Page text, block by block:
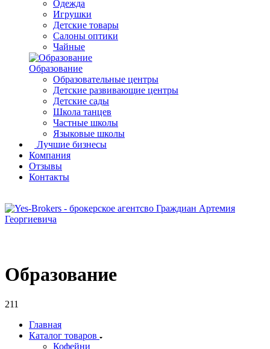
Одежда
Игрушки
Детские товары
Салоны оптики
Чайные
Образование
Образовательные центры
Детские развивающие центры
Детские сады
Школа танцев
Частные школы
Языковые школы
Лучшие бизнесы
Компания
Отзывы
Контакты
Образование
211
Главная
Каталог товаров
Кофейни